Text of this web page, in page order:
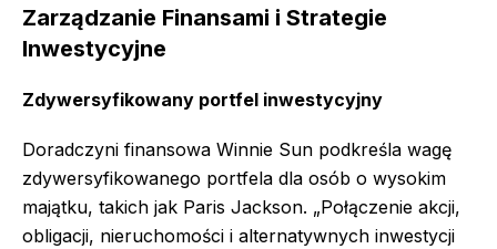
Zarządzanie Finansami i Strategie
Inwestycyjne
Zdywersyfikowany portfel inwestycyjny
Doradczyni finansowa Winnie Sun podkreśla wagę
zdywersyfikowanego portfela dla osób o wysokim
majątku, takich jak Paris Jackson. „Połączenie akcji,
obligacji, nieruchomości i alternatywnych inwestycji